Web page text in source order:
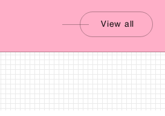
View all